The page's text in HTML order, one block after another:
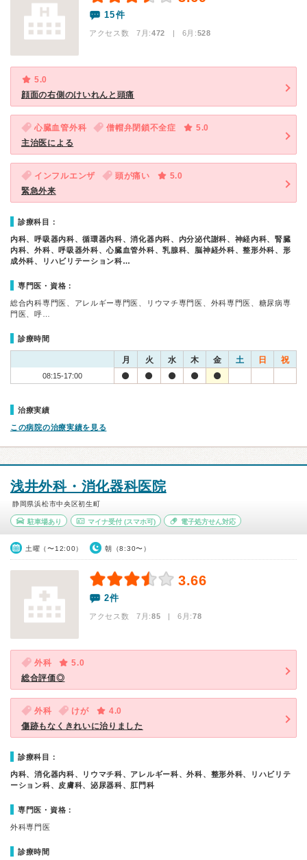
15件
アクセス数 7月:472 | 6月:528
5.0
顔面の右側のけいれんと頭痛
心臓血管外科 僧帽弁閉鎖不全症
5.0
主治医による
インフルエンザ 頭が痛い
5.0
緊急外来
診療科目：
内科、呼吸器内科、循環器内科、消化器内科、内分泌代謝科、神経内科、腎臓
内科、外科、呼吸器外科、心臓血管外科、乳腺科、脳神経外科、整形外科、形
成外科、リハビリテーション科…
専門医・資格：
総合内科専門医、アレルギー専門医、リウマチ専門医、外科専門医、糖尿病専
門医、呼…
診療時間
月 火 水 木 金 土 日 祝
08:15-17:00
治療実績
この病院の治療実績を見る
浅井外科・消化器科医院
静岡県浜松市中央区初生町
駐車場あり マイナ受付(スマホ可) 電子処方せん対応
土曜（〜12:00） 朝（8:30〜）
3.66
2件
アクセス数 7月:85 | 6月:78
外科
5.0
総合評価◎
外科 けが
4.0
傷跡もなくきれいに治りました
診療科目：
内科、消化器内科、リウマチ科、アレルギー科、外科、整形外科、リハビリテ
ーション科、皮膚科、泌尿器科、肛門科
専門医・資格：
外科専門医
診療時間